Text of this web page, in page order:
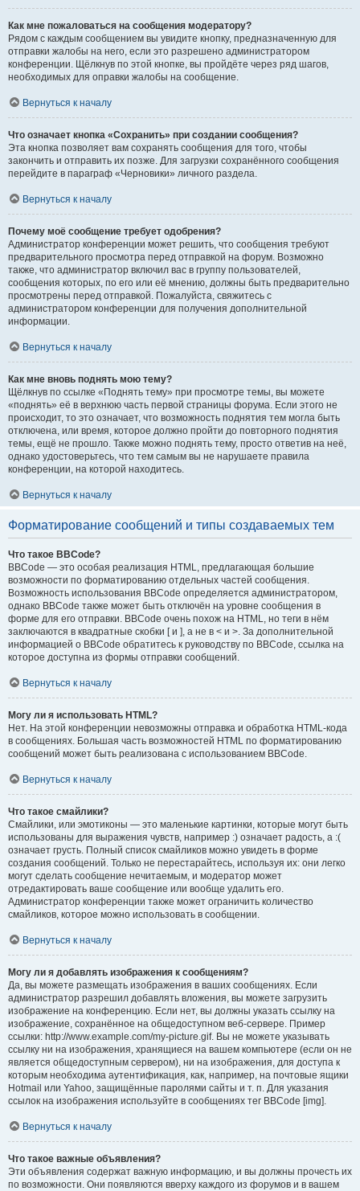
Как мне пожаловаться на сообщения модератору?
Рядом с каждым сообщением вы увидите кнопку, предназначенную для
отправки жалобы на него, если это разрешено администратором
конференции. Щёлкнув по этой кнопке, вы пройдёте через ряд шагов,
необходимых для оправки жалобы на сообщение.
Вернуться к началу
Что означает кнопка «Сохранить» при создании сообщения?
Эта кнопка позволяет вам сохранять сообщения для того, чтобы
закончить и отправить их позже. Для загрузки сохранённого сообщения
перейдите в параграф «Черновики» личного раздела.
Вернуться к началу
Почему моё сообщение требует одобрения?
Администратор конференции может решить, что сообщения требуют
предварительного просмотра перед отправкой на форум. Возможно
также, что администратор включил вас в группу пользователей,
сообщения которых, по его или её мнению, должны быть предварительно
просмотрены перед отправкой. Пожалуйста, свяжитесь с
администратором конференции для получения дополнительной
информации.
Вернуться к началу
Как мне вновь поднять мою тему?
Щёлкнув по ссылке «Поднять тему» при просмотре темы, вы можете
«поднять» её в верхнюю часть первой страницы форума. Если этого не
происходит, то это означает, что возможность поднятия тем могла быть
отключена, или время, которое должно пройти до повторного поднятия
темы, ещё не прошло. Также можно поднять тему, просто ответив на неё,
однако удостоверьтесь, что тем самым вы не нарушаете правила
конференции, на которой находитесь.
Вернуться к началу
Форматирование сообщений и типы создаваемых тем
Что такое BBCode?
BBCode — это особая реализация HTML, предлагающая большие
возможности по форматированию отдельных частей сообщения.
Возможность использования BBCode определяется администратором,
однако BBCode также может быть отключён на уровне сообщения в
форме для его отправки. BBCode очень похож на HTML, но теги в нём
заключаются в квадратные скобки [ и ], а не в < и >. За дополнительной
информацией о BBCode обратитесь к руководству по BBCode, ссылка на
которое доступна из формы отправки сообщений.
Вернуться к началу
Могу ли я использовать HTML?
Нет. На этой конференции невозможны отправка и обработка HTML-кода
в сообщениях. Большая часть возможностей HTML по форматированию
сообщений может быть реализована с использованием BBCode.
Вернуться к началу
Что такое смайлики?
Смайлики, или эмотиконы — это маленькие картинки, которые могут быть
использованы для выражения чувств, например :) означает радость, а :(
означает грусть. Полный список смайликов можно увидеть в форме
создания сообщений. Только не перестарайтесь, используя их: они легко
могут сделать сообщение нечитаемым, и модератор может
отредактировать ваше сообщение или вообще удалить его.
Администратор конференции также может ограничить количество
смайликов, которое можно использовать в сообщении.
Вернуться к началу
Могу ли я добавлять изображения к сообщениям?
Да, вы можете размещать изображения в ваших сообщениях. Если
администратор разрешил добавлять вложения, вы можете загрузить
изображение на конференцию. Если нет, вы должны указать ссылку на
изображение, сохранённое на общедоступном веб-сервере. Пример
ссылки: http://www.example.com/my-picture.gif. Вы не можете указывать
ссылку ни на изображения, хранящиеся на вашем компьютере (если он не
является общедоступным сервером), ни на изображения, для доступа к
которым необходима аутентификация, как, например, на почтовые ящики
Hotmail или Yahoo, защищённые паролями сайты и т. п. Для указания
ссылок на изображения используйте в сообщениях тег BBCode [img].
Вернуться к началу
Что такое важные объявления?
Эти объявления содержат важную информацию, и вы должны прочесть их
по возможности. Они появляются вверху каждого из форумов и в вашем